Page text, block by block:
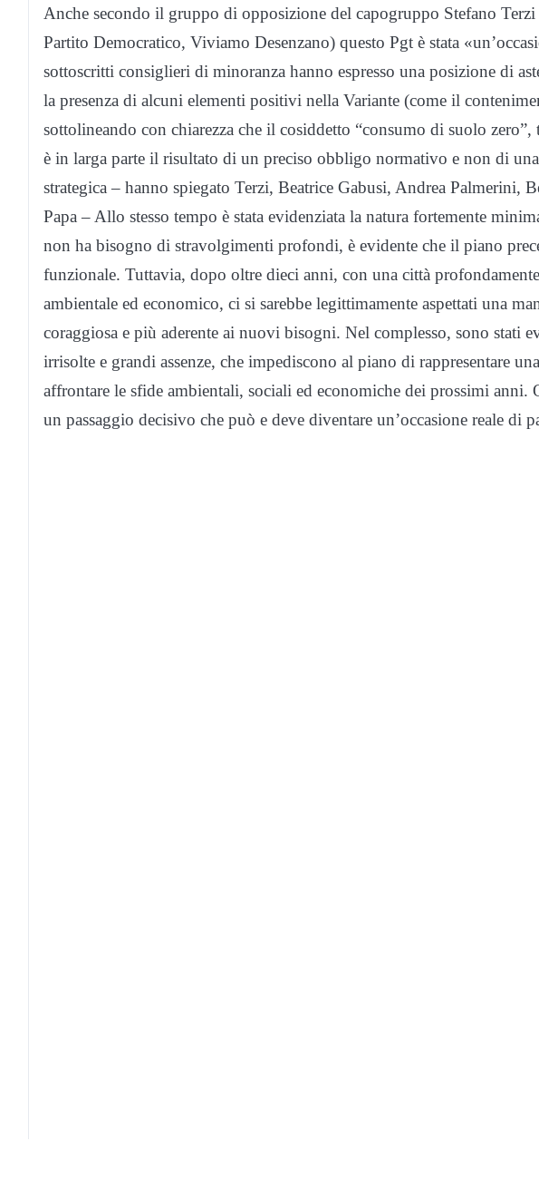
Anche secondo il gruppo di opposizione del capogruppo Stefano Terzi
Partito Democratico, Viviamo Desenzano) questo Pgt è stata
sottoscritti consiglieri di minoranza hanno espresso una posizione di
la presenza di alcuni elementi positivi nella Variante (come il
sottolineando con chiarezza che il cosiddetto “consumo di suolo
è in larga parte il risultato di un preciso obbligo normativo e non di
strategica – hanno spiegato Terzi, Beatrice Gabusi, Andrea Palmerini,
Papa – Allo stesso tempo è stata evidenziata la natura fortemente
non ha bisogno di stravolgimenti profondi, è evidente che il piano
funzionale. Tuttavia, dopo oltre dieci anni, con una città
ambientale ed economico, ci si sarebbe legittimamente aspettati una
coraggiosa e più aderente ai nuovi bisogni. Nel complesso, sono stati
irrisolte e grandi assenze, che impediscono al piano di rappresentare
affrontare le sfide ambientali, sociali ed economiche dei prossimi anni.
un passaggio decisivo che può e deve diventare un’occasione reale di